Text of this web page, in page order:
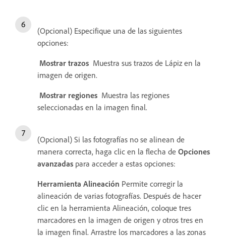
(Opcional) Especifique una de las siguientes
opciones:
Mostrar trazos Muestra sus trazos de Lápiz en la
imagen de origen.
Mostrar regiones Muestra las regiones
seleccionadas en la imagen final.
(Opcional) Si las fotografías no se alinean de
manera correcta, haga clic en la flecha de Opciones
avanzadas para acceder a estas opciones:
Herramienta Alineación Permite corregir la
alineación de varias fotografías. Después de hacer
clic en la herramienta Alineación, coloque tres
marcadores en la imagen de origen y otros tres en
la imagen final. Arrastre los marcadores a las zonas